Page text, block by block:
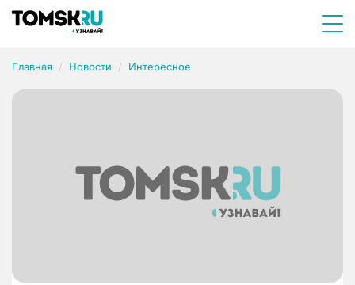
Главная Новости Интересное